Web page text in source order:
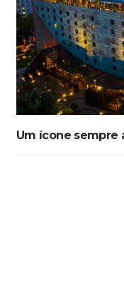
Um ícone sempre